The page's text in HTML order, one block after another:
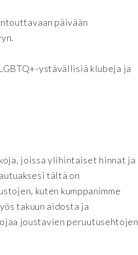
päivään
ystävällisiä klubeja ja
joissa ylihintaiset hinnat ja
tältä on
kuten kumppanimme
takuun aidosta ja
joustavien peruutusehtojen